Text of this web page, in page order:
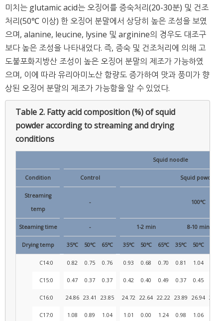
미치는 glutamic acid는 오징어를 증숙처리(20-30분) 및 건조
처리(50℃ 이상) 한 오징어 분말에서 상당히 높은 조성을 보였
으며, alanine, leucine, lysine 및 arginine의 경우도 대조구
보다 높은 조성을 나타내었다. 즉, 증숙 및 건조처리에 의해 고
도불포화지방산 조성이 높은 오징어 분말의 제조가 가능하였
으며, 이에 따라 유리아미노산 함량도 증가하여 맛과 풍미가 향
상된 오징어 분말의 제조가 가능함을 알 수 있었다.
Table 2. Fatty acid composition (%) of squid
powder according to streaming and drying
conditions
Squid noodle
Condition Control Squid powder
Streaming
temp
- 100℃
Steaming time - 1-2 min 8-10 min
Drying temp 35℃ 50℃ 65℃ 35℃ 50℃ 65℃ 35℃ 50℃
C14:0 0.82 0.75 0.76 0.93 0.68 0.70 0.81 1.04
C15:0 0.47 0.37 0.37 0.42 0.40 0.49 0.37 0.45
C16:0 24.86 23.41 23.85 24.72 22.64 22.22 23.89 26.94 24.43
C17:0 1.08 0.89 1.04 1.01 0.00 1.24 0.98 1.06